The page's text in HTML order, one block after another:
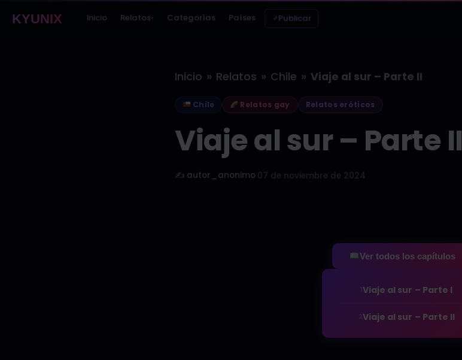
KYUNIX Inicio Relatos▾ Categorías Países Publicar
Inicio » Relatos » Chile » Viaje al sur – Parte II
Chile Relatos gay Relatos eróticos
Viaje al sur – Parte II
✍️ autor_anonimo 07 de noviembre de 2024
Ver todos los capítulos
Viaje al sur – Parte I
Viaje al sur – Parte II